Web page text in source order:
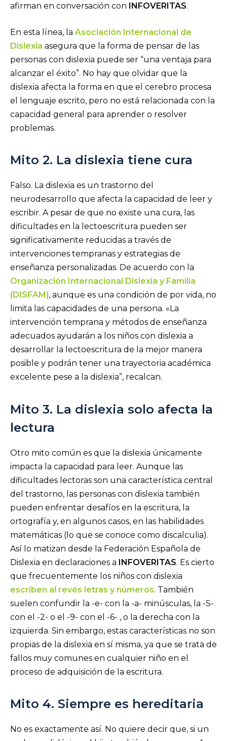
afirman en conversación con
INFOVERITAS.
En esta línea, la Asociación Internacional de
Dislexia asegura que la forma de pensar de las
personas con dislexia puede ser “una ventaja para
alcanzar el éxito”. No hay que olvidar que la
dislexia afecta la forma en que el cerebro procesa
el lenguaje escrito, pero no está relacionada con la
capacidad general para aprender o resolver
problemas.
Mito 2. La dislexia tiene cura
Falso. La dislexia es un trastorno del
neurodesarrollo que afecta la capacidad de leer y
escribir. A pesar de que no existe una cura, las
dificultades en la lectoescritura pueden ser
significativamente reducidas a través de
intervenciones tempranas y estrategias de
enseñanza personalizadas. De acuerdo con la
Organización Internacional Dislexia y Familia
(DISFAM), aunque es una condición de por vida, no
limita las capacidades de una persona. «La
intervención temprana y métodos de enseñanza
adecuados ayudarán a los niños con dislexia a
desarrollar la lectoescritura de la mejor manera
posible y podrán tener una trayectoria académica
excelente pese a la dislexia”, recalcan.
Mito 3. La dislexia solo afecta la
lectura
Otro mito común es que la dislexia únicamente
impacta la capacidad para leer. Aunque las
dificultades lectoras son una característica central
del trastorno, las personas con dislexia también
pueden enfrentar desafíos en la escritura, la
ortografía y, en algunos casos, en las habilidades
matemáticas (lo que se conoce como discalculia).
Así lo matizan desde la Federación Española de
Dislexia en declaraciones a INFOVERITAS. Es cierto
que frecuentemente los niños con dislexia
escriben al revés letras y números. También
suelen confundir la -e- con la -a- minúsculas, la -S-
con el -2- o el -9- con el -6- , o la derecha con la
izquierda. Sin embargo, estas características no son
propias de la dislexia en sí misma, ya que se trata de
fallos muy comunes en cualquier niño en el
proceso de adquisición de la escritura.
Mito 4. Siempre es hereditaria
No es exactamente así. No quiere decir que, si un